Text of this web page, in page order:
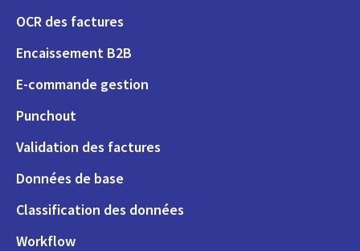
OCR des factures
Encaissement B2B
E-commande gestion
Punchout
Validation des factures
Données de base
Classification des données
Workflow